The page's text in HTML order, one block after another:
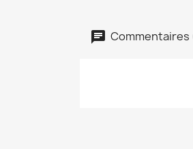
Commentaires